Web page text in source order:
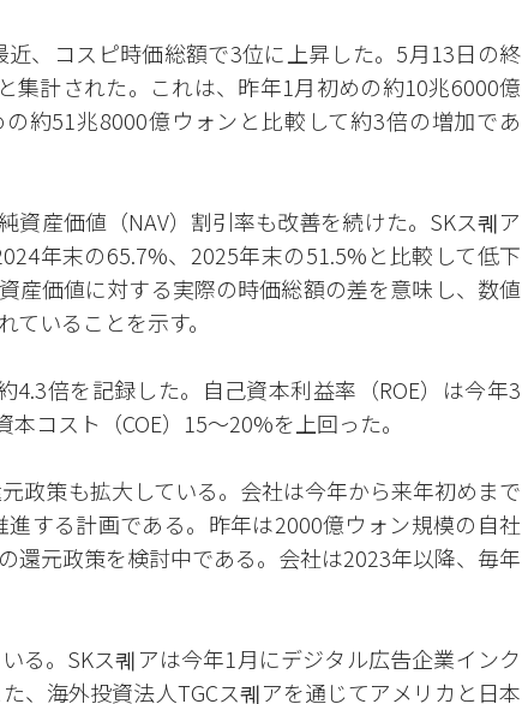
、コスピ時価総額で3位に上昇した。5月13日の終
集計された。これは、昨年1月初めの約10兆6000億
約51兆8000億ウォンと比較して約3倍の増加であ
資産価値（NAV）割引率も改善を続けた。SKス퀘ア
年末の65.7%、2025年末の51.5%と比較して低下
産価値に対する実際の時価総額の差を意味し、数値
いることを示す。
4.3倍を記録した。自己資本利益率（ROE）は今年3
コスト（COE）15〜20%を上回った。
政策も拡大している。会社は今年から来年初めまで
する計画である。昨年は2000億ウォン規模の自社
還元政策を検討中である。会社は2023年以降、毎年
る。SKス퀘アは今年1月にデジタル広告企業インク
、海外投資法人TGCス퀘アを通じてアメリカと日本